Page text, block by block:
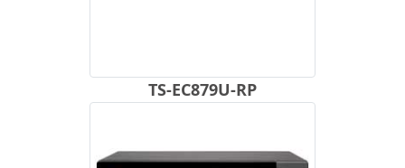
TS-EC879U-RP